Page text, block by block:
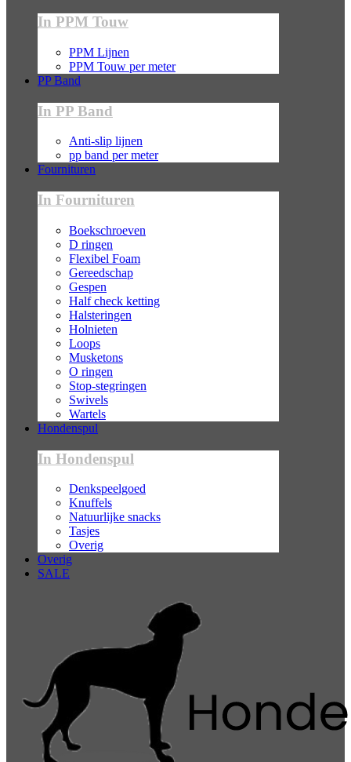
In PPM Touw
PPM Lijnen
PPM Touw per meter
PP Band
In PP Band
Anti-slip lijnen
pp band per meter
Fournituren
In Fournituren
Boekschroeven
D ringen
Flexibel Foam
Gereedschap
Gespen
Half check ketting
Halsteringen
Holnieten
Loops
Musketons
O ringen
Stop-stegringen
Swivels
Wartels
Hondenspul
In Hondenspul
Denkspeelgoed
Knuffels
Natuurlijke snacks
Tasjes
Overig
Overig
SALE